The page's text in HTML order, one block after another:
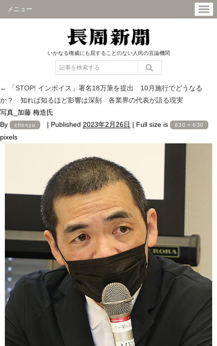
メニュー
いかなる権威にも屈することのない人民の言論機関
←
「STOP! インボイス」署名18万筆を提出 10月施行でどうなる
か？ 知れば知るほど影響は深刻 各業界の代表が語る現実
写真_加藤 梅造氏
By
chosyu | Published 2023年2月26日 | Full size is 630 × 630
pixels